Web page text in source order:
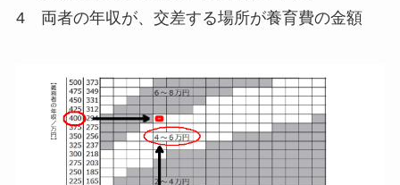
4 両者の年収が、交差する場所が養育費の金額